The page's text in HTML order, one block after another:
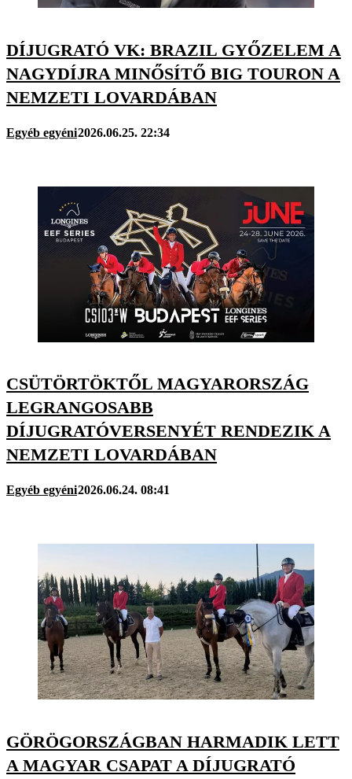
DÍJUGRATÓ VK: BRAZIL GYŐZELEM A
NAGYDÍJRA MINŐSÍTŐ BIG TOURON A
NEMZETI LOVARDÁBAN
Egyéb egyéni2026.06.25. 22:34
CSÜTÖRTÖKTŐL MAGYARORSZÁG
LEGRANGOSABB
DÍJUGRATÓVERSENYÉT RENDEZIK A
NEMZETI LOVARDÁBAN
Egyéb egyéni2026.06.24. 08:41
GÖRÖGORSZÁGBAN HARMADIK LETT
A MAGYAR CSAPAT A DÍJUGRATÓ